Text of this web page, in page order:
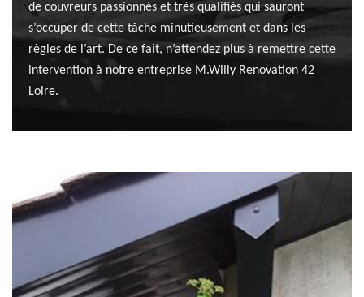
de couvreurs passionnés et très qualifiés qui sauront
s’occuper de cette tâche minutieusement et dans les
règles de l’art. De ce fait, n’attendez plus à remettre cette
intervention à notre entreprise M.Willy Renovation 42
Loire.